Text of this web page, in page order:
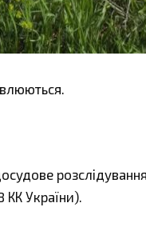
України).